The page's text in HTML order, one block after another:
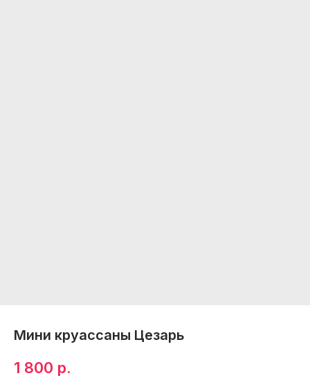
Мини круассаны Цезарь
1 800 р.